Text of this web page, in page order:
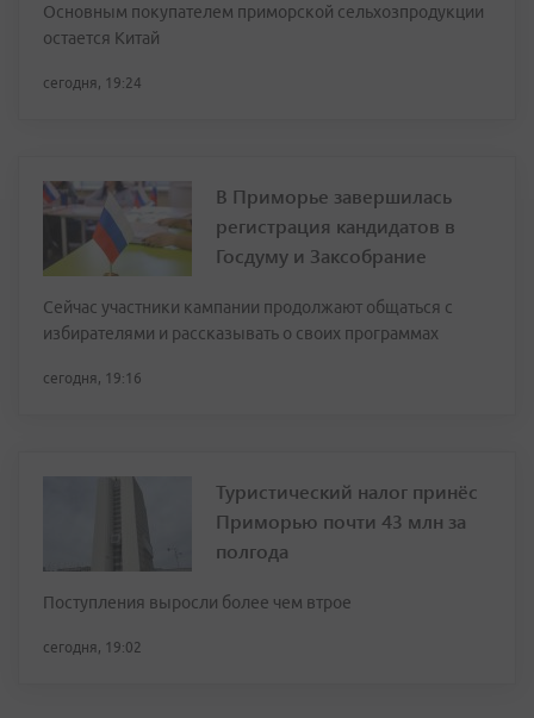
Основным покупателем приморской сельхозпродукции
остается Китай
сегодня, 19:24
В Приморье завершилась
регистрация кандидатов в
Госдуму и Заксобрание
Сейчас участники кампании продолжают общаться с
избирателями и рассказывать о своих программах
сегодня, 19:16
Туристический налог принёс
Приморью почти 43 млн за
полгода
Поступления выросли более чем втрое
сегодня, 19:02